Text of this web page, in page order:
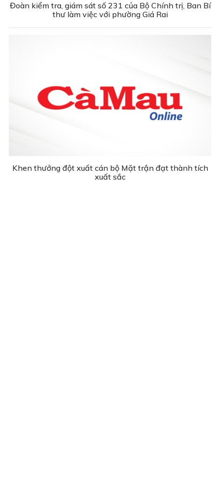
Đoàn kiểm tra, giám sát số 231 của Bộ Chính trị, Ban Bí
thư làm việc với phường Giá Rai
Khen thưởng đột xuất cán bộ Mặt trận đạt thành tích
xuất sắc